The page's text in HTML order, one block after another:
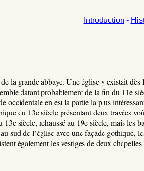
Introduction -
la grande abbaye. Une église y existait
datant probablement de la fin du 11e
occidentale en est la partie la plus
du 13e siècle présentant deux travées
siècle, rehaussé au 19e siècle, mais les
sud de l’église avec une façade
également les vestiges de deux